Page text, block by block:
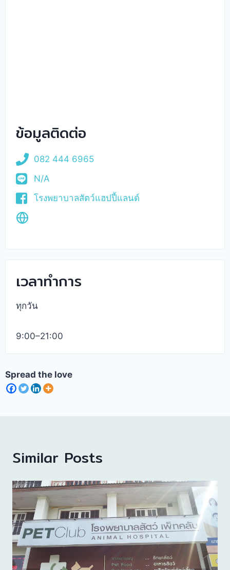
ข้อมูลติดต่อ
082 444 6965
N/A
โรงพยาบาลสัตว์แฮปปี้แลนด์
เวลาทำการ
ทุกวัน
9:00–21:00
Spread the love
Similar Posts